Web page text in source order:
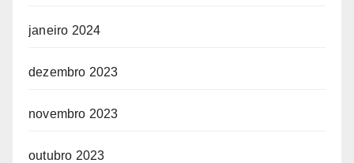
janeiro 2024
dezembro 2023
novembro 2023
outubro 2023